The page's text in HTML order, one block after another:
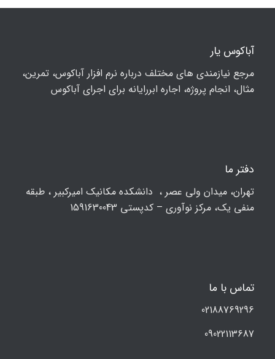
آباکوس یار
مرجع نیازمندی های مختلف درباره نرم افزار آباکوس، تمرین،
مثال، انجام پروژه، اجاره ابررایانه برای اجرای آباکوس
دفتر ما
تهران، ميدان ولي عصر ، دانشکده مكانيك امیرکبیر ، طبقه
منفی یک، مرکز نوآوری – کدپستی 1591630043
تماس با ما
02188769296
09022113687